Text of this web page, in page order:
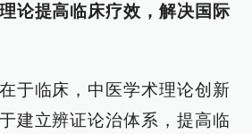
论提高临床疗效，解决国际
于临床，中医学术理论创新
建立辨证论治体系，提高临